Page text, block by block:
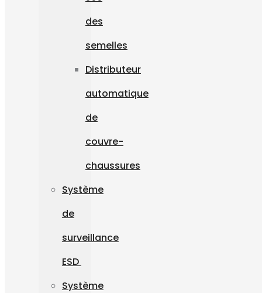
des
semelles
Distributeur
automatique
de
couvre-
chaussures
Système
de
surveillance
ESD
Système